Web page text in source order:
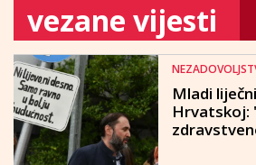
vezane vijesti
Mladi
Hrvatskoj: